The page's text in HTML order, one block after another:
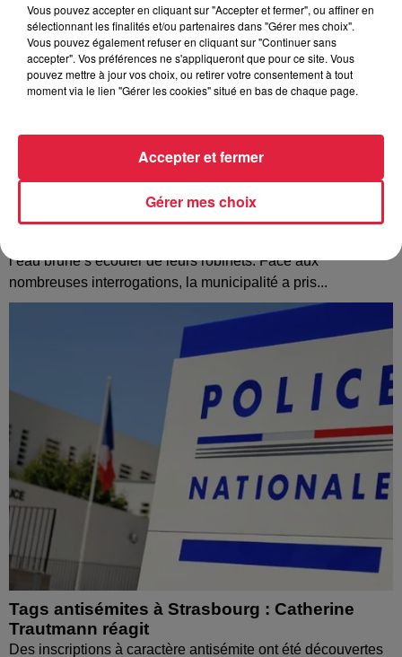
À Hoerdt, de l’eau brune sort des robinets
l’eau brune s’écouler de leurs robinets. Face aux
nombreuses interrogations, la municipalité a pris...
Tags antisémites à Strasbourg : Catherine
Trautmann réagit
Des inscriptions à caractère antisémite ont été découvertes
Vous pouvez accepter en cliquant sur "Accepter et fermer", ou affiner en
sélectionnant les finalités et/ou partenaires dans "Gérer mes choix".
Vous pouvez également refuser en cliquant sur "Continuer sans
accepter". Vos préférences ne s'appliqueront que pour ce site. Vous
pouvez mettre à jour vos choix, ou retirer votre consentement à tout
moment via le lien "Gérer les cookies" situé en bas de chaque page.
Gérer mes choix
Accepter et fermer